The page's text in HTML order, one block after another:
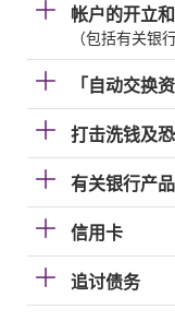
帐户的开立
（包括有关银
「自动交换
打击洗钱及
有关银行产
信用卡
追讨债务